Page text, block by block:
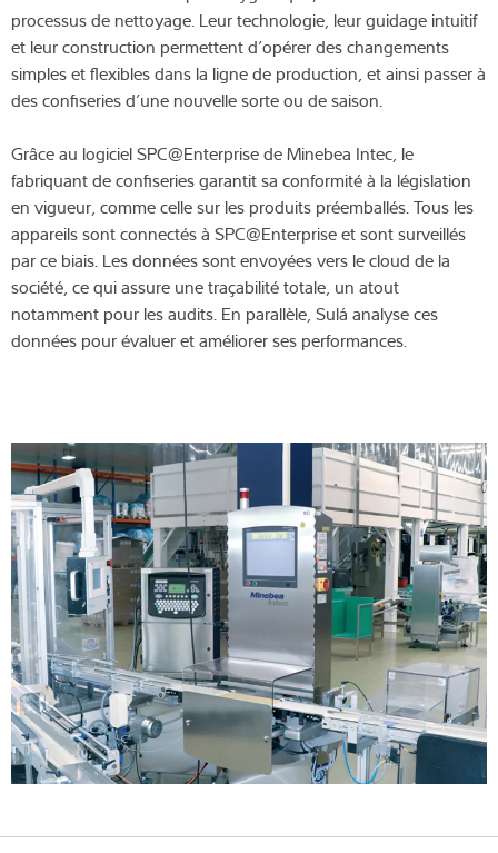
processus de nettoyage. Leur technologie, leur guidage intuitif
et leur construction permettent d’opérer des changements
simples et flexibles dans la ligne de production, et ainsi passer à
des confiseries d’une nouvelle sorte ou de saison.
Grâce au logiciel SPC@Enterprise de Minebea Intec, le
fabriquant de confiseries garantit sa conformité à la législation
en vigueur, comme celle sur les produits préemballés. Tous les
appareils sont connectés à SPC@Enterprise et sont surveillés
par ce biais. Les données sont envoyées vers le cloud de la
société, ce qui assure une traçabilité totale, un atout
notamment pour les audits. En parallèle, Sulá analyse ces
données pour évaluer et améliorer ses performances.